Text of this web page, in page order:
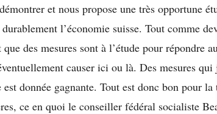
et nous propose une très opportune
l’économie suisse. Tout comme
que des mesures sont à l’étude pour répondre
causer ici ou là. Des mesures
donnée gagnante. Tout est donc bon pour
ce en quoi le conseiller fédéral socialiste